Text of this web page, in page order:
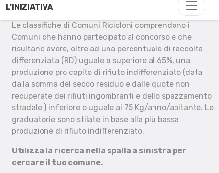
L’INIZIATIVA
Le classifiche di Comuni Ricicloni comprendono i
Comuni che hanno partecipato al concorso e che
risultano avere, oltre ad una percentuale di raccolta
differenziata (RD) uguale o superiore al 65%, una
produzione pro capite di rifiuto indifferenziato (data
dalla somma del secco residuo e dalle quote non
recuperate dei rifiuti ingombranti e dello spazzamento
stradale ) inferiore o uguale ai 75 Kg/anno/abitante. Le
graduatorie sono stilate in base alla più bassa
produzione di rifiuto indifferenziato.
Utilizza la ricerca nella spalla a sinistra per
cercare il tuo comune.